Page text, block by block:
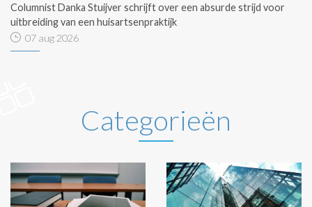
Columnist Danka Stuijver schrijft over een absurde strijd voor
uitbreiding van een huisartsenpraktijk
07 aug 2026
Categorieën